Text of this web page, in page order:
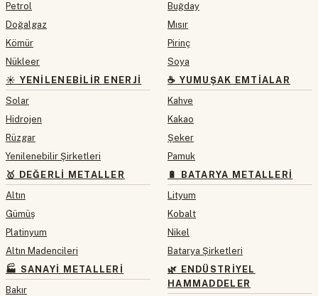
Petrol
Doğalgaz
Kömür
Nükleer
☀️ YENILENEBILIR ENERJI
Solar
Hidrojen
Rüzgar
Yenilenebilir Şirketleri
🥇 DEĞERLI METALLER
Altın
Gümüş
Platinyum
Altın Madencileri
🏭 SANAYI METALLERI
Bakır
Buğday
Mısır
Pirinç
Soya
☕ YUMUŞAK EMTIALAR
Kahve
Kakao
Şeker
Pamuk
🔋 BATARYA METALLERI
Lityum
Kobalt
Nikel
Batarya Şirketleri
🌿 ENDÜSTRIYEL
HAMMADDELER